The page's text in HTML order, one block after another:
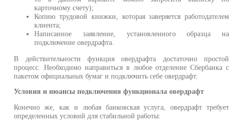
карточному счету);
Копию трудовой книжки, которая заверяется работодателем
клиента;
Написанное заявление, установленного образца на
подключение овердрафта.
В действительности функция овердрафта достаточно простой
процесс. Необходимо направиться в любое отделение Сбербанка с
пакетом официальных бумаг и подключить себе овердрафт.
Условия и нюансы подключения функционала овердрафт
Конечно же, как и любая банковская услуга, овердрафт требует
определенных условий для стабильной работы: